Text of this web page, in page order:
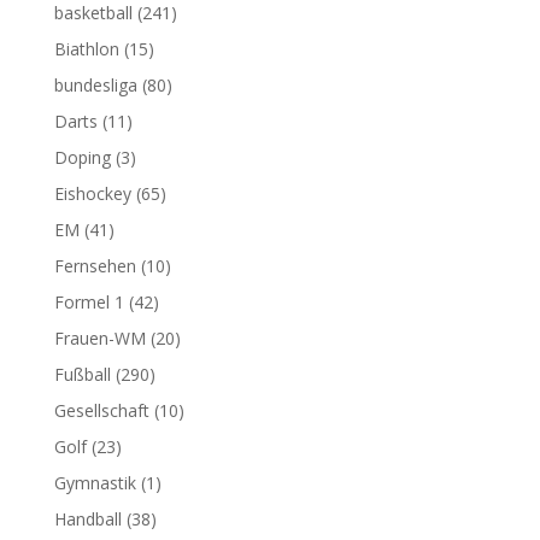
basketball (241)
Biathlon (15)
bundesliga (80)
Darts (11)
Doping(3)
Eishockey(65)
EM (41)
Fernsehen (10)
Formel 1 (42)
Frauen-WM (20)
Fußball (290)
Gesellschaft(10)
Golf(23)
Gymnastik(1)
Handball (38)